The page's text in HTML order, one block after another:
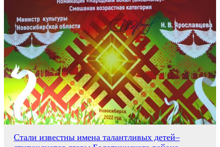
Навигация
Стали известны имена талантливых детей–